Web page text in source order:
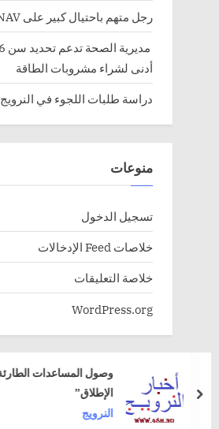
رجل متهم باحتيال كبير على NAV
أدنى لشراء مشروبات الطاقة
دراسة طلبات اللجوء في النرويج
منوعات
تسجيل الدخول
خلاصات Feed الإدخالات
خلاصة التعليقات
WordPress.org
الإطلاق”
النرويج
next